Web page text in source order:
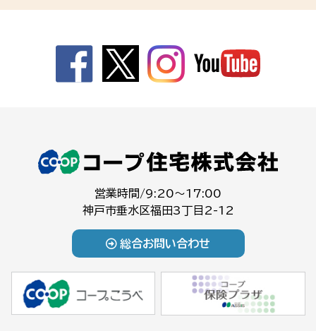
営業時間/9:20～17:00
神戸市垂水区福田3丁目2-12
総合お問い合わせ